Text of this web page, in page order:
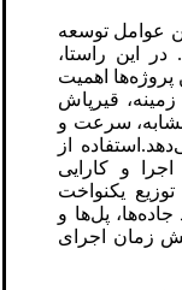
عوامل توسعه
این راستا،
پروژه‌ها اهمیت
زمینه، قیرپاش
سرعت و
از
و کارایی
یکنواخت
پل‌ها و
زمان اجرای